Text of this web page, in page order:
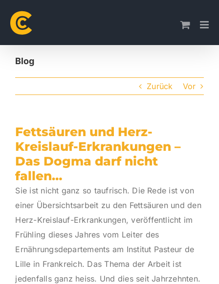
content
Blog
Zurück Vor
Fettsäuren und Herz-
Kreislauf-Erkrankungen –
Das Dogma darf nicht
fallen…
Sie ist nicht ganz so taufrisch. Die Rede ist von
einer Übersichtsarbeit zu den Fettsäuren und den
Herz-Kreislauf-Erkrankungen, veröffentlicht im
Frühling dieses Jahres vom Leiter des
Ernährungsdepartements am Institut Pasteur de
Lille in Frankreich. Das Thema der Arbeit ist
jedenfalls ganz heiss. Und dies seit Jahrzehnten.